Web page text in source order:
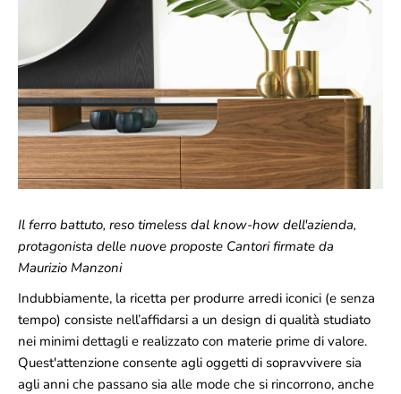
Il ferro battuto, reso timeless dal know-how dell'azienda,
protagonista delle nuove proposte Cantori firmate da
Maurizio Manzoni
Indubbiamente, la ricetta per produrre arredi iconici (e senza
tempo) consiste nell’affidarsi a un design di qualità studiato
nei minimi dettagli e realizzato con materie prime di valore.
Quest'attenzione consente agli oggetti di sopravvivere sia
agli anni che passano sia alle mode che si rincorrono, anche